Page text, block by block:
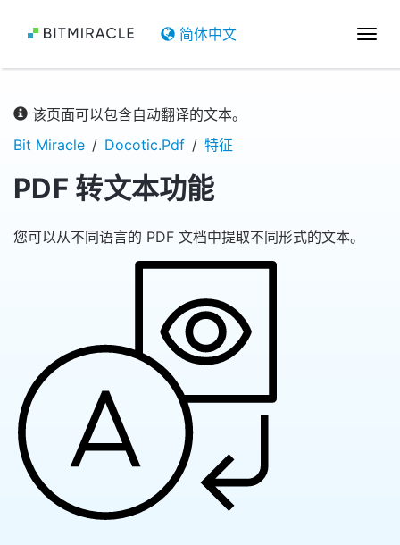
简体中文
切
该页面可以包含自动翻译的文本。
Bit Miracle
Docotic.Pdf 特征
PDF 转文本功能
您可以从不同语言的 PDF 文档中提取不同形式的文本。